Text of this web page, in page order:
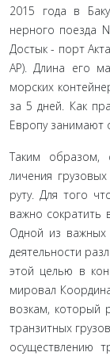
2015 года в
нерного поезда
Достык - порт
АР). Длина его
морских
за 5 дней. Как
Европу занимают
Таким образом,
личения
руту. Для того
важно сократить
Одной из важных
деятельности
этой целью в
мировал
возкам, который
транзитных
осуществлению